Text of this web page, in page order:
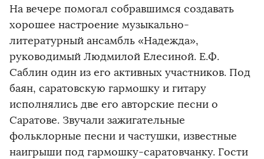
На вечере помогал собравшимся создавать
хорошее настроение музыкально-
литературный ансамбль «Надежда»,
руководимый Людмилой Елесиной. Е.Ф.
Саблин один из его активных участников. Под
баян, саратовскую гармошку и гитару
исполнялись две его авторские песни о
Саратове. Звучали зажигательные
фольклорные песни и частушки, известные
наигрыши под гармошку-саратовчанку. Гости